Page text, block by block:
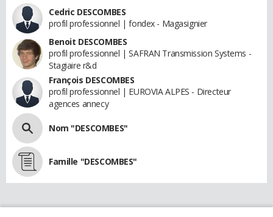
Cedric DESCOMBES
profil professionnel | fondex - Magasignier
Benoit DESCOMBES
profil professionnel | SAFRAN Transmission Systems -
Stagiaire r&d
François DESCOMBES
profil professionnel | EUROVIA ALPES - Directeur
agences annecy
Nom "DESCOMBES"
Famille "DESCOMBES"